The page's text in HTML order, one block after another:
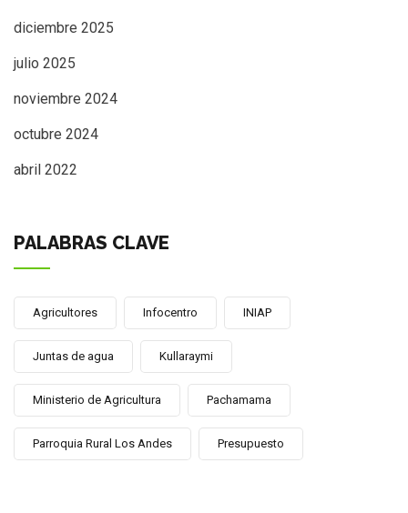
diciembre 2025
julio 2025
noviembre 2024
octubre 2024
abril 2022
PALABRAS CLAVE
Agricultores Infocentro INIAP
Juntas de agua Kullaraymi
Ministerio de Agricultura Pachamama
Parroquia Rural Los Andes Presupuesto